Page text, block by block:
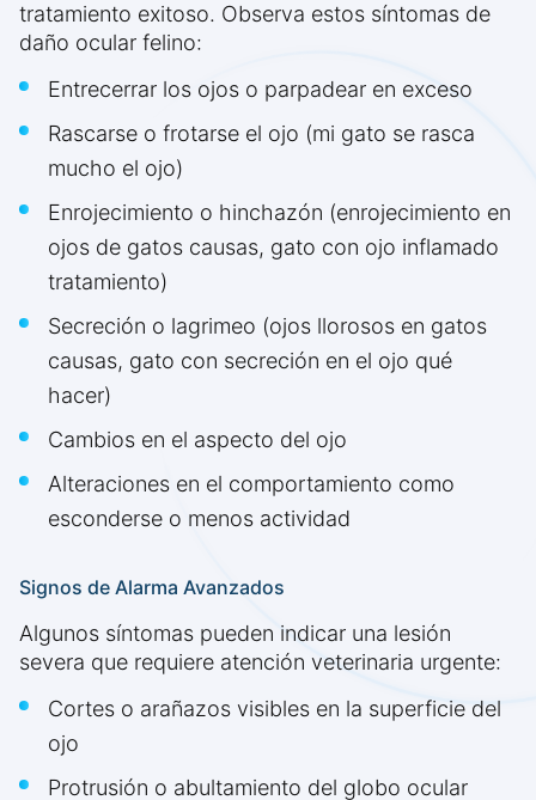
tratamiento exitoso. Observa estos síntomas de
daño ocular felino:
Entrecerrar los ojos o parpadear en exceso
Rascarse o frotarse el ojo (mi gato se rasca
mucho el ojo)
Enrojecimiento o hinchazón (enrojecimiento en
ojos de gatos causas, gato con ojo inflamado
tratamiento)
Secreción o lagrimeo (ojos llorosos en gatos
causas, gato con secreción en el ojo qué
hacer)
Cambios en el aspecto del ojo
Alteraciones en el comportamiento como
esconderse o menos actividad
Signos de Alarma Avanzados
Algunos síntomas pueden indicar una lesión
severa que requiere atención veterinaria urgente:
Cortes o arañazos visibles en la superficie del
ojo
Protrusión o abultamiento del globo ocular